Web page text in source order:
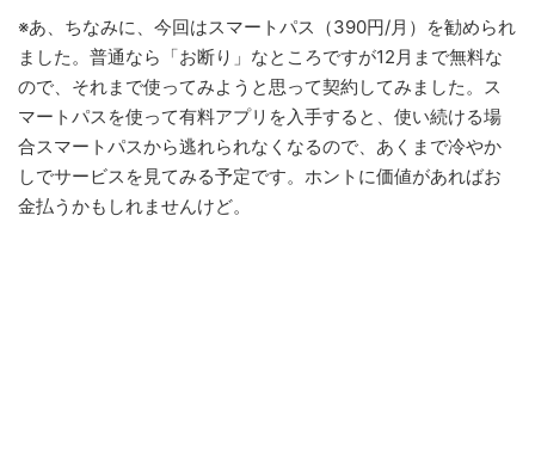
※あ、ちなみに、今回はスマートパス（390円/月）を勧められ
ました。普通なら「お断り」なところですが12月まで無料な
ので、それまで使ってみようと思って契約してみました。ス
マートパスを使って有料アプリを入手すると、使い続ける場
合スマートパスから逃れられなくなるので、あくまで冷やか
しでサービスを見てみる予定です。ホントに価値があればお
金払うかもしれませんけど。